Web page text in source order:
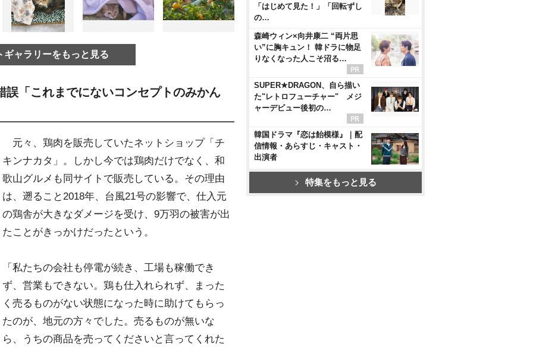
ギャラリーをもっと見る
誤「これまでにないコンセプトのみかん
元々、鶏肉を販売していたネットショップ「チ
キンナカタ」。しかし今では鶏肉だけでなく、和
歌山グルメも同サイトで販売している。その理由
は、遡ること2018年、台風21号の影響で、仕入元
の鶏舎が大きなダメージを受け、9万羽の被害が出
たことがきっかけだったという。
「私たちの会社も停電が続き、工場も稼働でき
ず、営業もできない。鶏も仕入れられず、まった
く売るものがない状態になった時に助けてもらっ
たのが、地元の方々でした。売るものが無いな
ら、うちの商品を売ってくださいと言ってくれた
「はじめて見た！」「回転ずし
の…
森崎ウィン×向井康二 “両片思
い”に胸キュン！ 韓ドラに物足
りなくなった人こそ沼る…
SUPER★DRAGON、自ら描い
た"レトロフューチャー" メジ
ャーデビュー後初の…
韓国ドラマ『恋は飴模様』｜配
信情報・あらすじ・キャスト・
出演者
特集をもっと見る